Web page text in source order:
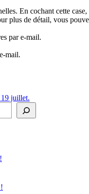
En cochant cette
plus de détail, vous
par e-mail.
mail.
juillet.